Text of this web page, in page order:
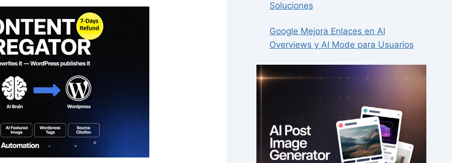
Soluciones
Google Mejora Enlaces en AI
Overviews y AI Mode para Usuarios